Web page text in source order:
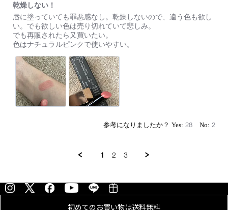
た。
ま
ず、
細
身
ケ
ー
ス
が
お
し
ス
ル
ス
乾燥しない！
Review
by
on
29
Jul
2023
review
stating
乾
燥
し
な
い！
唇に塗っていても罪悪感なし。乾燥しないので、違う色も欲し
い。でも欲しい色は売り切れていて悲しみ。
でも再販されたら又買いたい。
色はナチュラルピンクで使いやすい。
28 2
1 2 3
初めてのお買い物は送料無料